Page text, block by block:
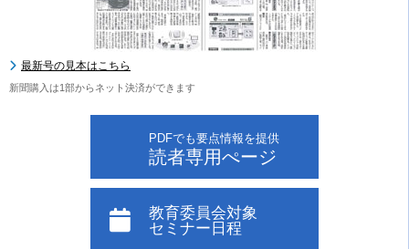
最新号の見本はこちら
新聞購入は1部からネット決済ができます
PDFでも要点情報を提供
読者専用ぺージ
教育委員会対象
セミナー日程